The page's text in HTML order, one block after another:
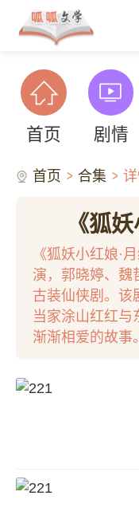
首页 剧情
首页 合集
《狐
《狐妖小红娘·
演，郭晓婷、魏
古装仙侠剧。该
当家涂山红红与
渐渐相爱的故事。